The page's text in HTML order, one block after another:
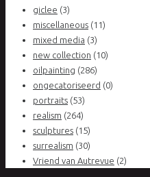
giclee (3)
miscellaneous (11)
mixed media (3)
new collection (10)
oilpainting (286)
ongecatoriseerd (0)
portraits (53)
realism (264)
sculptures (15)
surrealism (30)
Vriend van Autrevue (2)